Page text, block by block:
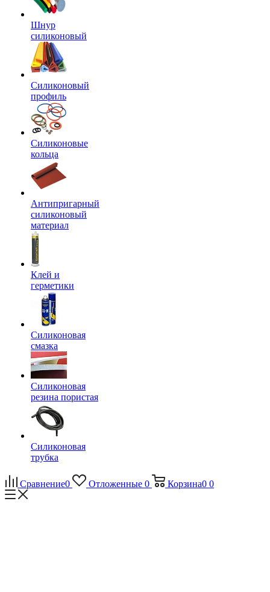
Шнур
силиконовый
Силиконовый
профиль
Силиконовые
кольца
Антипригарный
силиконовый
материал
Клей и
герметики
Силиконовая
смазка
Силиконовая
резина пористая
Силиконовая
трубка
Сравнение0 Отложенные 0 Корзина0 0